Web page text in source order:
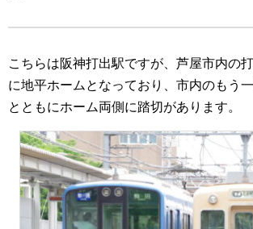
こちらは阪神打出駅ですが、芦屋市内の
に地平ホームとなっており、市内のもう
とともにホーム両側に踏切があります。